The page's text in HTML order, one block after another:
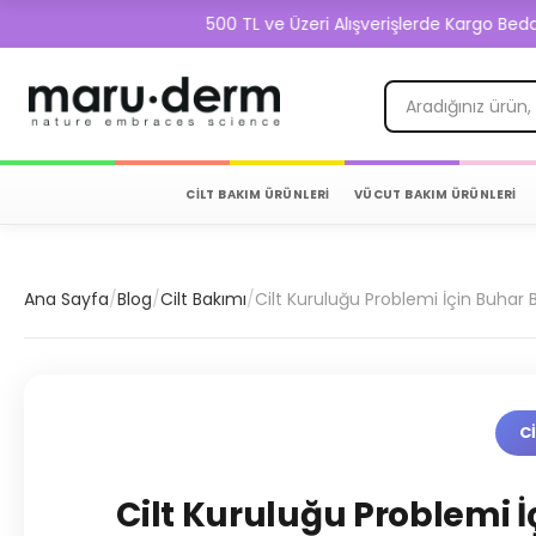
500 TL ve Üzeri Alışverişlerde Kargo Bedava!
CİLT BAKIM ÜRÜNLERİ VÜCUT BAKIM ÜRÜNLERİ
Ana Sayfa/Blog/Cilt Bakımı/Cilt Kuruluğu Problemi İçin Buhar
Cilt Kuruluğu Problemi